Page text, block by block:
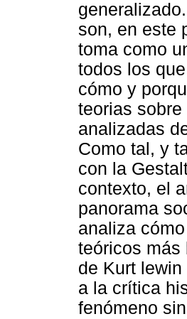
son, en este
toma como
todos los
cómo y
teorias
analizadas
Como tal, y
con la
contexto, el
panorama
analiza
teóricos más
de Kurt
a la crítica
fenómeno